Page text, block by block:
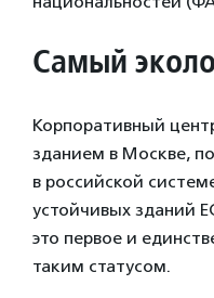
Самый
Корпоративный
зданием в Москве,
в российской
устойчивых зданий
это первое и
таким статусом.